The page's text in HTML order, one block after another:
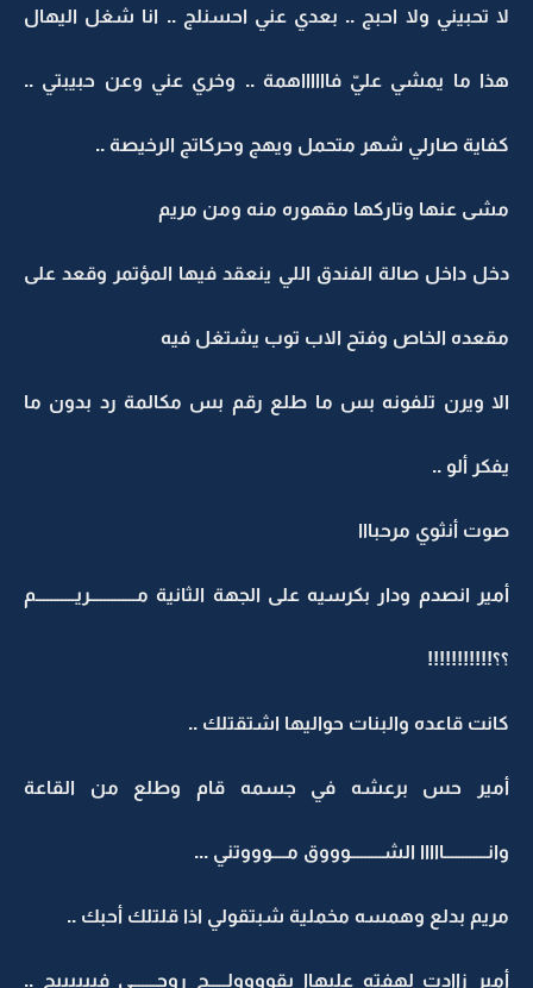
لا تحبيني ولا احبج .. بعدي عني احسنلج .. انا شغل اليهال
هذا ما يمشي عليّ فااااااهمة .. وخري عني وعن حبيبتي ..
كفاية صارلي شهر متحمل ويهج وحركاتج الرخيصة ..
مشى عنها وتاركها مقهوره منه ومن مريم
دخل داخل صالة الفندق اللي ينعقد فيها المؤتمر وقعد على
مقعده الخاص وفتح الاب توب يشتغل فيه
الا ويرن تلفونه بس ما طلع رقم بس مكالمة رد بدون ما
يفكر ألو ..
صوت أنثوي مرحبااا
أمير انصدم ودار بكرسيه على الجهة الثانية مـــــــــــــريـــــــــــم
؟؟!!!!!!!!!!!
كانت قاعده والبنات حواليها اشتقتلك ..
أمير حس برعشه في جسمه قام وطلع من القاعة
وانــــــــــــااااا الشـــــــــوووق مــــوووتني ...
مريم بدلع وهمسه مخملية شبتقولي اذا قلتلك أحبك ..
أمير زاادت لهفته عليهاا بقوووولـــــج روحـــــــي فييييييج ..